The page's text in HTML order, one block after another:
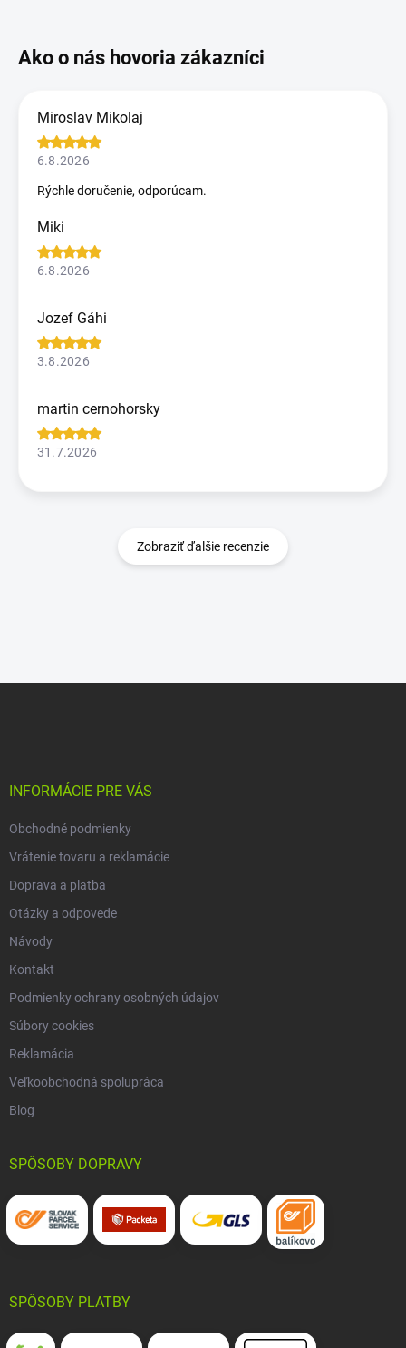
Miroslav Mikolaj
6.8.2026
Rýchle doručenie, odporúcam.
Miki
6.8.2026
Jozef Gáhi
3.8.2026
martin cernohorsky
31.7.2026
Zobraziť ďalšie recenzie
INFORMÁCIE PRE VÁS
Obchodné podmienky
Vrátenie tovaru a reklamácie
Doprava a platba
Otázky a odpovede
Návody
Kontakt
Podmienky ochrany osobných údajov
Súbory cookies
Reklamácia
Veľkoobchodná spolupráca
Blog
SPÔSOBY DOPRAVY
SPÔSOBY PLATBY